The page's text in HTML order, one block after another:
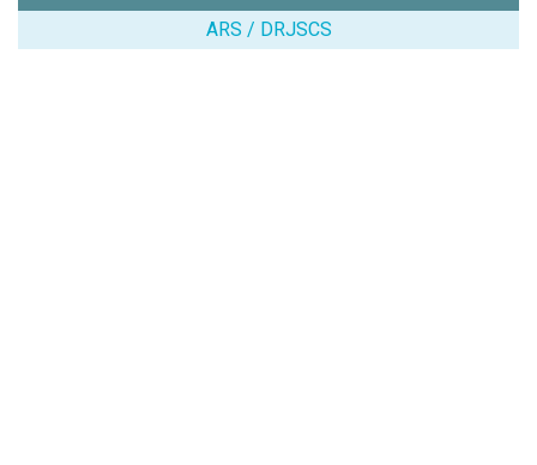
ARS / DRJSCS